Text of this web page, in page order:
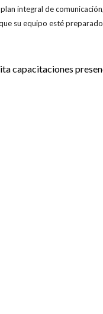
integral de comunicación,
su equipo esté
capacitaciones